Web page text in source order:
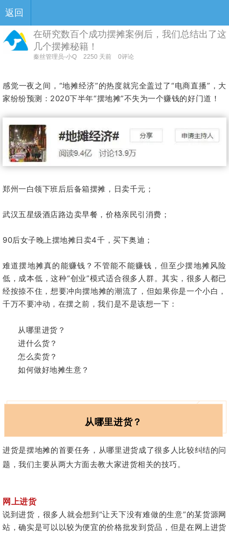
返回
在研究数百个成功摆摊案例后，我们总结出了这
几个摆摊秘籍！
秦丝管理员-小Q 2250 天前 0评论
感觉一夜之间，“地摊经济”的热度就完全盖过了“电商直播”，大
家纷纷预测：2020下半年“摆地摊”不失为一个赚钱的好门道！
郑州一白领下班后后备箱摆摊，日卖千元；
武汉五星级酒店路边卖早餐，价格亲民引消费；
90后女子晚上摆地摊日卖4千，买下奥迪；
难道摆地摊真的能赚钱？不管能不能赚钱，但至少摆地摊风险
低，成本低，这种“创业”模式适合很多人群。其实，很多人都已
经按捺不住，想要冲向摆地摊的潮流了，但如果你是一个小白，
千万不要冲动，在摆之前，我们是不是该想一下：
从哪里进货？
进什么货？
怎么卖货？
如何做好地摊生意？
从哪里进货？
进货是摆地摊的首要任务，从哪里进货成了很多人比较纠结的问
题，我们主要从两大方面去教大家进货相关的技巧。
网上进货
说到进货，很多人就会想到“让天下没有难做的生意”的某货源网
站，确实是可以以较为便宜的价格批发到货品，但是在网上进货